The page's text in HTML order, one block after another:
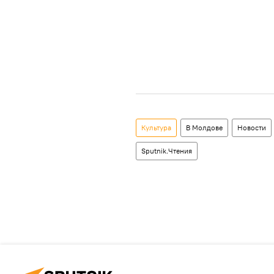
Культура В Молдове Новости
Sputnik.Чтения